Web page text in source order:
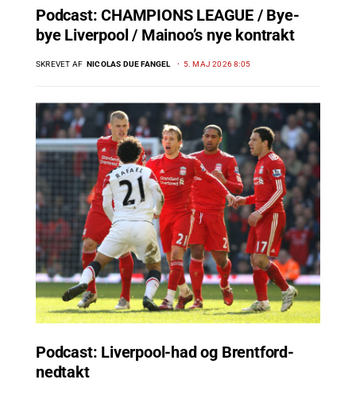
Podcast: CHAMPIONS LEAGUE / Bye-
bye Liverpool / Mainoo’s nye kontrakt
SKREVET AF NICOLAS DUE FANGEL 5. MAJ 2026 8:05
Podcast: Liverpool-had og Brentford-
nedtakt